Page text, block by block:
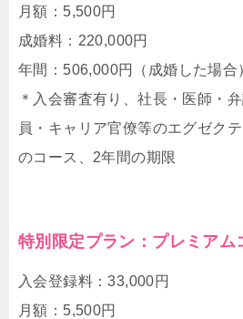
月額：5,500円
成婚料：220,000円
年間：506,000円（成婚した場合
＊入会審査有り、社長・医師・
員・キャリア官僚等のエグゼク
のコース、2年間の期限
特別限定プラン：プレミアム
入会登録料：33,000円
月額：5,500円